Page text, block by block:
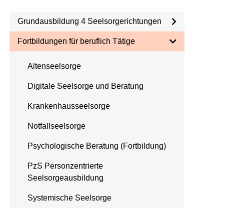
Grundausbildung 4 Seelsorgerichtungen
Fortbildungen für beruflich Tätige
Altenseelsorge
Digitale Seelsorge und Beratung
Krankenhausseelsorge
Notfallseelsorge
Psychologische Beratung (Fortbildung)
PzS Personzentrierte
Seelsorgeausbildung
Systemische Seelsorge